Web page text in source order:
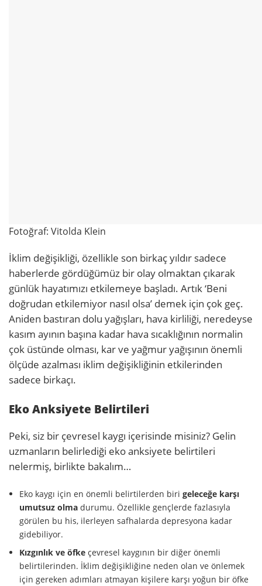
Fotoğraf: Vitolda Klein
İklim değişikliği, özellikle son birkaç yıldır sadece
haberlerde gördüğümüz bir olay olmaktan çıkarak
günlük hayatımızı etkilemeye başladı. Artık ‘Beni
doğrudan etkilemiyor nasıl olsa’ demek için çok geç.
Aniden bastıran dolu yağışları, hava kirliliği, neredeyse
kasım ayının başına kadar hava sıcaklığının normalin
çok üstünde olması, kar ve yağmur yağışının önemli
ölçüde azalması iklim değişikliğinin etkilerinden
sadece birkaçı.
Eko Anksiyete Belirtileri
Peki, siz bir çevresel kaygı içerisinde misiniz? Gelin
uzmanların belirlediği eko anksiyete belirtileri
nelermiş, birlikte bakalım…
Eko kaygı için en önemli belirtilerden birigeleceğe karşı
umutsuz olma durumu. Özellikle gençlerde fazlasıyla
görülen bu his, ilerleyen safhalarda depresyona kadar
gidebiliyor.
Kızgınlık ve öfke çevresel kaygının bir diğer önemli
belirtilerinden. İklim değişikliğine neden olan ve önlemek
için gereken adımları atmayan kişilere karşı yoğun bir öfke